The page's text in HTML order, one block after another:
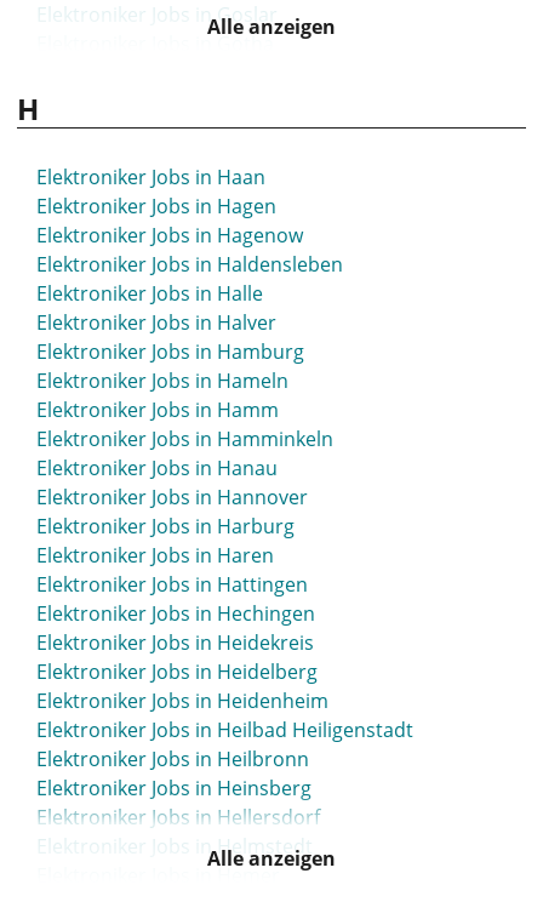
Elektroniker Jobs in Goslar
Elektroniker Jobs in Greiz
Elektroniker Jobs in Greven
Elektroniker Jobs in Grevesmühlen
Elektroniker Jobs in Grimma
Elektroniker Jobs in Grimmen
Elektroniker Jobs in Gronau
Elektroniker Jobs in Großenhain
Elektroniker Jobs in Großröhrsdorf
Elektroniker Jobs in Grünstadt
Elektroniker Jobs in Gummersbach
Elektroniker Jobs in Günzburg
Elektroniker Jobs in Gunzenhausen
Elektroniker Jobs in Güstrow
Elektroniker Jobs in Gütersloh
Alle anzeigen
H
Elektroniker Jobs in Haan
Elektroniker Jobs in Hagen
Elektroniker Jobs in Hagenow
Elektroniker Jobs in Haldensleben
Elektroniker Jobs in Halle
Elektroniker Jobs in Halver
Elektroniker Jobs in Hamburg
Elektroniker Jobs in Hameln
Elektroniker Jobs in Hamm
Elektroniker Jobs in Hamminkeln
Elektroniker Jobs in Hanau
Elektroniker Jobs in Hannover
Elektroniker Jobs in Harburg
Elektroniker Jobs in Haren
Elektroniker Jobs in Hattingen
Elektroniker Jobs in Hechingen
Elektroniker Jobs in Heidekreis
Elektroniker Jobs in Heidelberg
Elektroniker Jobs in Heidenheim
Elektroniker Jobs in Heilbad Heiligenstadt
Elektroniker Jobs in Heilbronn
Elektroniker Jobs in Heinsberg
Elektroniker Jobs in Hellersdorf
Elektroniker Jobs in Helmstedt
Alle anzeigen